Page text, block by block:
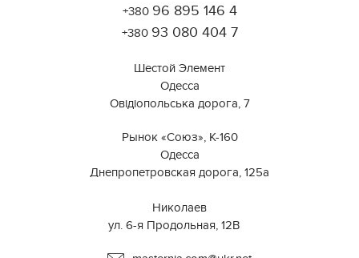
Для корректной работы Raster JS API нужен ключ. Помощь:
+380 96 895 146 4
+380 93 080 404 7
Шестой Элемент
Одесса
Овідіопольська дорога, 7
Рынок «Союз», К-160
Одесса
Днепропетровская дорога, 125а
Николаев
ул. 6-я Продольная, 12В ⠀